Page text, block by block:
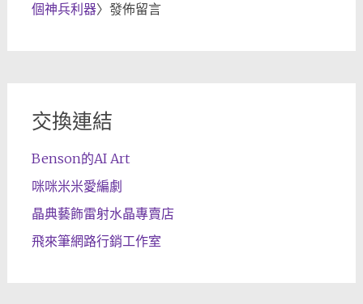
個神兵利器〉發佈留言
交換連結
Benson的AI Art
咪咪米米愛編劇
晶典藝飾雷射水晶專賣店
飛來筆網路行銷工作室